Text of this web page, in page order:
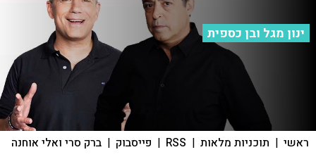
ינון מגל ובן כספית
ראשי | תוכניות מלאות |
RSS
| פייסבוק | ברק סרי ואלי אוחנה